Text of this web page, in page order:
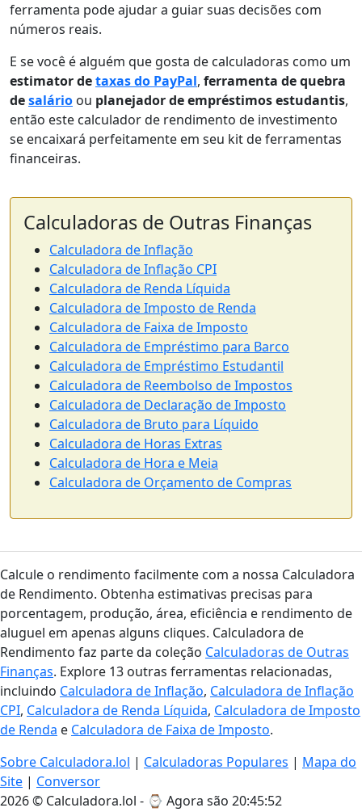
ferramenta pode ajudar a guiar suas decisões com
números reais.
E se você é alguém que gosta de calculadoras como um
estimator detaxas do PayPal, ferramenta de quebra
desalário ou planejador de empréstimos estudantis,
então este calculador de rendimento de investimento
se encaixará perfeitamente em seu kit de ferramentas
financeiras.
Calculadoras de Outras Finanças
Calculadora de Inflação
Calculadora de Inflação CPI
Calculadora de Renda Líquida
Calculadora de Imposto de Renda
Calculadora de Faixa de Imposto
Calculadora de Empréstimo para Barco
Calculadora de Empréstimo Estudantil
Calculadora de Reembolso de Impostos
Calculadora de Declaração de Imposto
Calculadora de Bruto para Líquido
Calculadora de Horas Extras
Calculadora de Hora e Meia
Calculadora de Orçamento de Compras
Calcule o rendimento facilmente com a nossa Calculadora
de Rendimento. Obtenha estimativas precisas para
porcentagem, produção, área, eficiência e rendimento de
aluguel em apenas alguns cliques. Calculadora de
Rendimento faz parte da coleção Calculadoras de Outras
Finanças. Explore 13 outras ferramentas relacionadas,
incluindo Calculadora de Inflação, Calculadora de Inflação
CPI, Calculadora de Renda Líquida, Calculadora de Imposto
de Renda e Calculadora de Faixa de Imposto.
Sobre Calculadora.lol | Calculadoras Populares | Mapa do
Site | Conversor
2026 © Calculadora.lol - ⌚ Agora são 20:45:53